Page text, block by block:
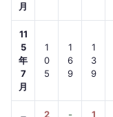
月
11
5
年
7
月
1
0
5
1
6
9
1
3
9
2 - 1